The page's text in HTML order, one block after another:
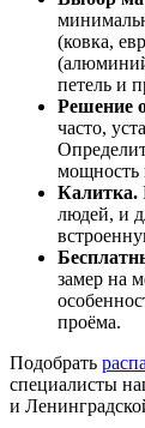
(ковка,
петель и
Решение
часто,
мощность
Калитка.
людей, и
замер на
проёма.
Подобрать
специалисты
и